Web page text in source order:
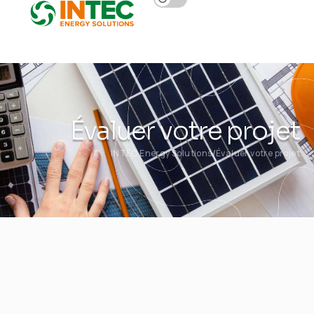
Évaluer votre projet
INTEC Energy Solutions Évaluer votre projet